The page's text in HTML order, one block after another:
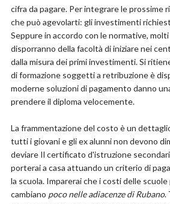
cifra da pagare. Per integrare le prossime
che può agevolarti: gli investimenti
Seppure in accordo con le normative,
disporranno della facoltà di iniziare nei
dalla misura dei primi investimenti. Si
di formazione soggetti a retribuzione è
moderne soluzioni di pagamento danno
prendere il diploma velocemente.
La frammentazione del costo è un
tutti i giovani e gli ex alunni non devono
deviare Il certificato d'istruzione
porterai a casa attuando un criterio di
la scuola. Imparerai che i costi delle
cambiano poco nelle adiacenze di Rubano.